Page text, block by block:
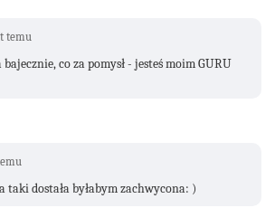
temu
co za pomysł - jesteś moim GURU
taki dostała byłabym zachwycona: )